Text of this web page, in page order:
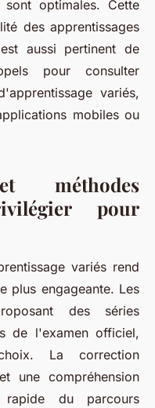
optimales. Cette
des apprentissages
aussi pertinent de
pour consulter
variés,
mobiles ou
méthodes
pour
variés rend
plus engageante. Les
des séries
de l'examen officiel,
La correction
une compréhension
du parcours